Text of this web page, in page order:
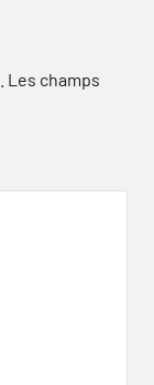
Les champs